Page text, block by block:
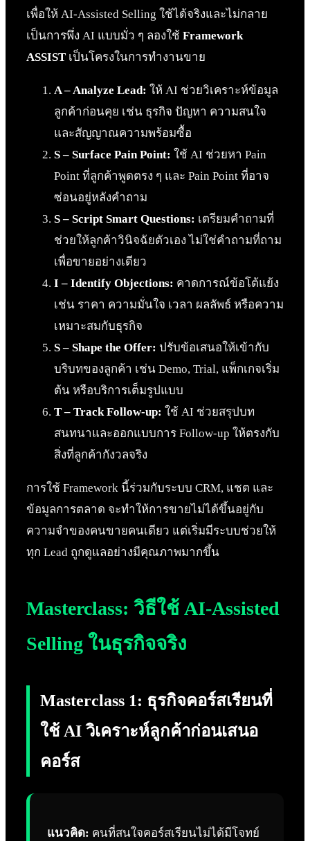
เพื่อให้ AI-Assisted Selling ใช้ได้จริงและไม่กลาย
เป็นการพึ่ง AI แบบมั่ว ๆ ลองใช้ Framework
ASSIST เป็นโครงในการทำงานขาย
A – Analyze Lead: ให้ AI ช่วยวิเคราะห์ข้อมูล
ลูกค้าก่อนคุย เช่น ธุรกิจ ปัญหา ความสนใจ
และสัญญาณความพร้อมซื้อ
S – Surface Pain Point: ใช้ AI ช่วยหา Pain
Point ที่ลูกค้าพูดตรง ๆ และ Pain Point ที่อาจ
ซ่อนอยู่หลังคำถาม
S – Script Smart Questions: เตรียมคำถามที่
ช่วยให้ลูกค้าวินิจฉัยตัวเอง ไม่ใช่คำถามที่ถาม
เพื่อขายอย่างเดียว
I – Identify Objections: คาดการณ์ข้อโต้แย้ง
เช่น ราคา ความมั่นใจ เวลา ผลลัพธ์ หรือความ
เหมาะสมกับธุรกิจ
S – Shape the Offer: ปรับข้อเสนอให้เข้ากับ
บริบทของลูกค้า เช่น Demo, Trial, แพ็กเกจเริ่ม
ต้น หรือบริการเต็มรูปแบบ
T – Track Follow-up: ใช้ AI ช่วยสรุปบท
สนทนาและออกแบบการ Follow-up ให้ตรงกับ
สิ่งที่ลูกค้ากังวลจริง
การใช้ Framework นี้ร่วมกับระบบ CRM, แชต และ
ข้อมูลการตลาด จะทำให้การขายไม่ได้ขึ้นอยู่กับ
ความจำของคนขายคนเดียว แต่เริ่มมีระบบช่วยให้
ทุก Lead ถูกดูแลอย่างมีคุณภาพมากขึ้น
Masterclass: วิธีใช้ AI-Assisted
Selling ในธุรกิจจริง
Masterclass 1: ธุรกิจคอร์สเรียนที่
ใช้ AI วิเคราะห์ลูกค้าก่อนเสนอ
คอร์ส
แนวคิด: คนที่สนใจคอร์สเรียนไม่ได้มีโจทย์